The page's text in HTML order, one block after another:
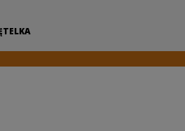
Kultury